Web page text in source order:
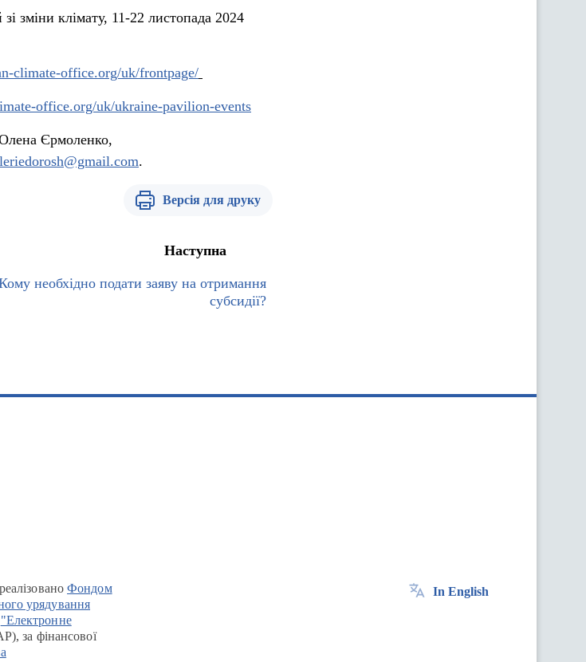
зміни клімату, 11-22 листопада 2024
climate-office.org/uk/frontpage/
office.org/uk/ukraine-pavilion-events
Єрмоленко,
.
Версія для друку
Наступна
необхідно подати заяву на отримання
субсидії?
Фондом
урядування
"Електронне
за фінансової
In English